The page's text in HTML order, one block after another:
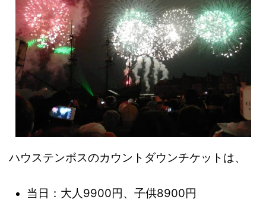
ハウステンボスのカウントダウンチケットは、
当日：大人9900円、子供8900円